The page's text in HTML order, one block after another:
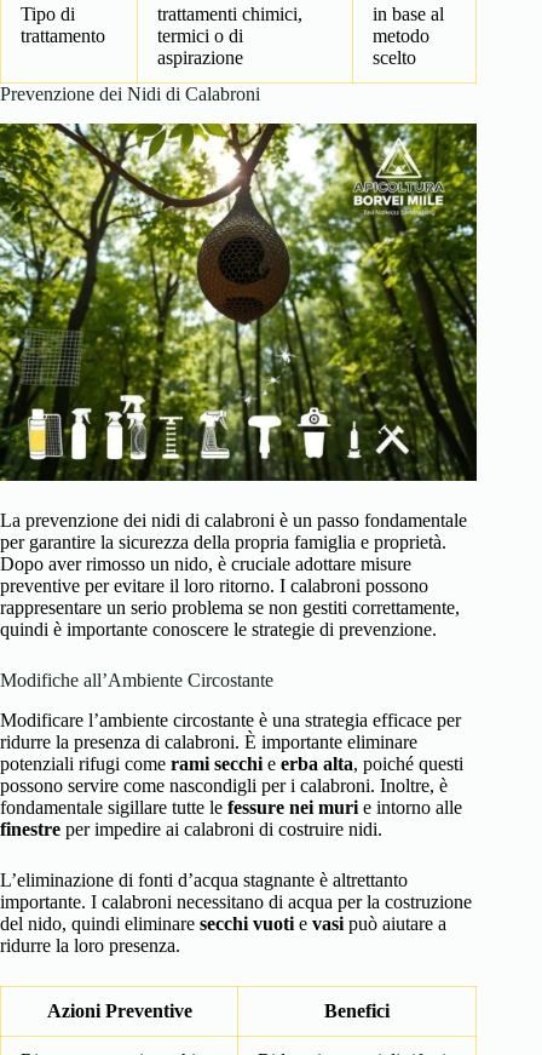
Tipo di
trattamento
trattamenti chimici,
termici o di
aspirazione
in base al
metodo
scelto
Prevenzione dei Nidi di Calabroni
La prevenzione dei nidi di calabroni è un passo fondamentale
per garantire la sicurezza della propria famiglia e proprietà.
Dopo aver rimosso un nido, è cruciale adottare misure
preventive per evitare il loro ritorno. I calabroni possono
rappresentare un serio problema se non gestiti correttamente,
quindi è importante conoscere le strategie di prevenzione.
Modifiche all’Ambiente Circostante
Modificare l’ambiente circostante è una strategia efficace per
ridurre la presenza di calabroni. È importante eliminare
potenziali rifugi come rami secchi e erba alta, poiché questi
possono servire come nascondigli per i calabroni. Inoltre, è
fondamentale sigillare tutte le fessure nei muri e intorno alle
finestre per impedire ai calabroni di costruire nidi.
L’eliminazione di fonti d’acqua stagnante è altrettanto
importante. I calabroni necessitano di acqua per la costruzione
del nido, quindi eliminare secchi vuoti e vasi può aiutare a
ridurre la loro presenza.
Azioni Preventive Benefici